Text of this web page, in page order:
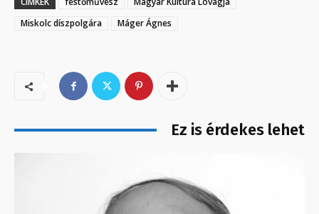
Miskolc díszpolgára
Máger Ágnes
Ez is érdekes lehet